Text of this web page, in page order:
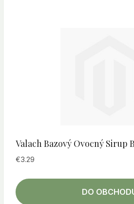
Valach Bazový Ovocný Sirup
€3.29
DO